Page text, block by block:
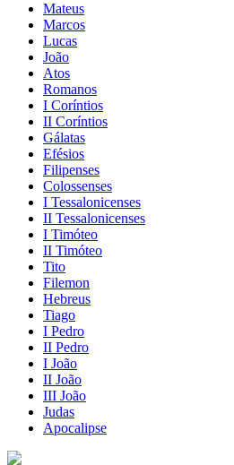
Mateus
Marcos
Lucas
João
Atos
Romanos
I Coríntios
II Coríntios
Gálatas
Efésios
Filipenses
Colossenses
I Tessalonicenses
II Tessalonicenses
I Timóteo
II Timóteo
Tito
Filemon
Hebreus
Tiago
I Pedro
II Pedro
I João
II João
III João
Judas
Apocalipse